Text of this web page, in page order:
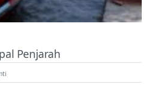
Penjarah